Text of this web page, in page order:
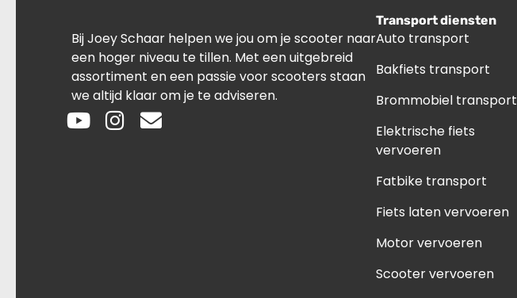
Bij Joey Schaar helpen we jou om je scooter naar
een hoger niveau te tillen. Met een uitgebreid
assortiment en een passie voor scooters staan
we altijd klaar om je te adviseren.
Transport diensten
Auto transport
Bakfiets transport
Brommobiel transport
Elektrische fiets
vervoeren
Fatbike transport
Fiets laten vervoeren
Motor vervoeren
Scooter vervoeren